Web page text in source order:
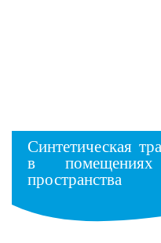
Синтетическая
в
пространства